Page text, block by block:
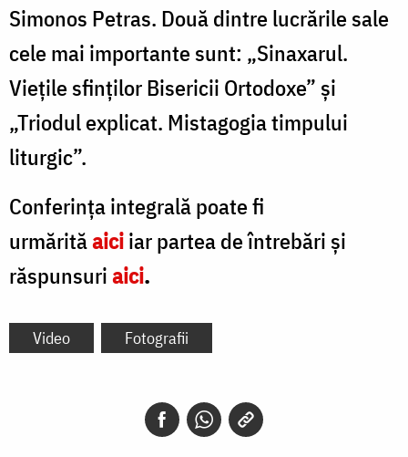
Simonos Petras. Două dintre lucrările sale
cele mai importante sunt: „Sinaxarul.
Vieţile sfinţilor Bisericii Ortodoxe” și
„Triodul explicat. Mistagogia timpului
liturgic”.
Conferința integrală poate fi
urmărităaiciiar partea de întrebări și
răspunsuriaici.
Video Fotografii